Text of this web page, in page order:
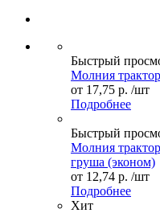
Быстрый
Молния
от 17,75 р. /шт
Подробнее
Быстрый
Молния
груша (эконом)
от 12,74 р. /шт
Подробнее
Хит